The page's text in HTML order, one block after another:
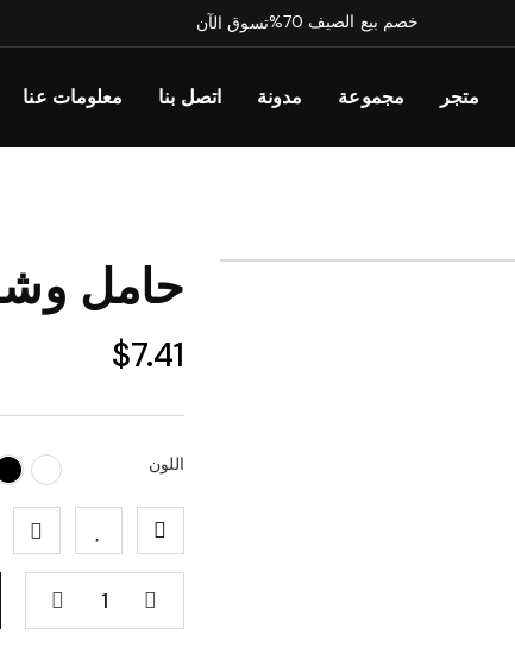
خصم بيع الصيف 70% تسوق الآن
متجر مجموعة مدونة اتصل بنا معلومات عنا
حامل
$7.41
اللون